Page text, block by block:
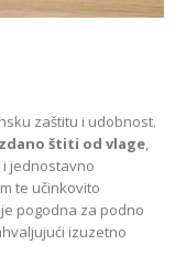
zaštitu i udobnost.
štiti od vlage,
jednostavno
te učinkovito
pogodna za podno
izuzetno